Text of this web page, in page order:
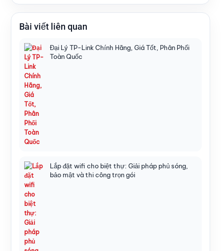
Bài viết liên quan
Đại Lý TP-Link Chính Hãng, Giá Tốt, Phân Phối
Toàn Quốc
Lắp đặt wifi cho biệt thự: Giải pháp phủ sóng,
bảo mật và thi công trọn gói